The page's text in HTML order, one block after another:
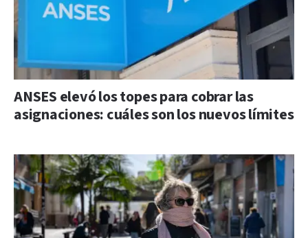
ANSES elevó los topes para cobrar las
asignaciones: cuáles son los nuevos límites